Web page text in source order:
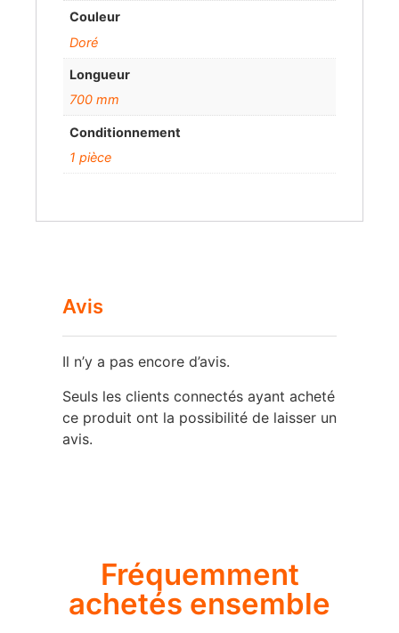
Couleur
Doré
Longueur
700 mm
Conditionnement
1 pièce
Avis
Il n’y a pas encore d’avis.
Seuls les clients connectés ayant acheté
ce produit ont la possibilité de laisser un
avis.
Fréquemment
achetés ensemble